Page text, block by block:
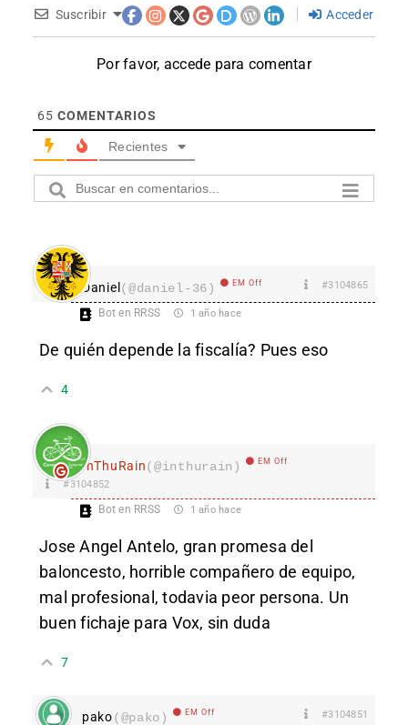
Suscribir Acceder
Por favor, accede para comentar
65 COMENTARIOS
Recientes
Daniel(@daniel-36) EM Off #3104865
Bot en RRSS 1 año hace
De quién depende la fiscalía? Pues eso
4
InThuRain(@inthurain) EM Off
#3104852
Bot en RRSS 1 año hace
Jose Angel Antelo, gran promesa del
baloncesto, horrible compañero de equipo,
mal profesional, todavia peor persona. Un
buen fichaje para Vox, sin duda
7
pako(@pako) EM Off #3104851